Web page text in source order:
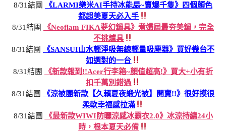
8/31結團
《LARMI樂米AI手持冰能扇~賣爆千隻》四個顏色
都超美夏天必入手
8/31結團
《Neoflam FIKA夢幻鍋具》煮婦屆最夯美鍋，完全
不挑爐具
8/31結團
《SANSUI山水輕淨吸無線輕量吸塵器》買好幾台不
如選對的一台
8/31結團
《新款報到!!Acer行李箱~顏值超高!》買大+小有折
扣千萬別錯過
8/31結團
《涼被團新款【久賴夏夜緞光被】開賣!!》很好摸很
柔軟幸福感拉滿
8/31結團
《最新款WIWI防曬涼感冰霸衣2.0》冰涼持續24小
時，根本夏天必備